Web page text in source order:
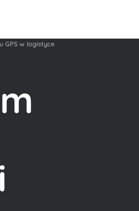
GPS w logistyce